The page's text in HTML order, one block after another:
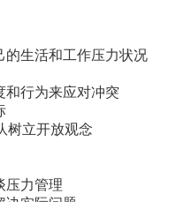
的生活和工作压力状况
和行为来应对冲突
树立开放观念
压力管理